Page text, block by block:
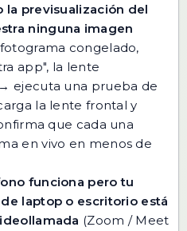
la previsualización del
ninguna imagen
congelado,
app", la lente
ejecuta una prueba de
la lente frontal y
que cada una
en vivo en menos de
funciona pero tu
laptop o escritorio está
(Zoom / Meet